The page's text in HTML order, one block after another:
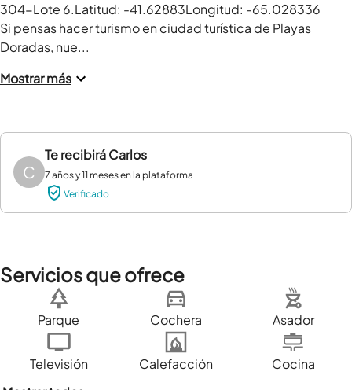
304-Lote 6.Latitud: -41.62883Longitud: -65.028336
Si pensas hacer turismo en ciudad turística de Playas
Doradas, nue...
Mostrar más
C
Te recibiráCarlos
7 años y 11 meses en la plataforma
Verificado
Servicios que ofrece
Parque Cochera Asador
Televisión Calefacción
Cocina